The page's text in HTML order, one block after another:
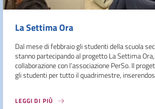
La Settima Ora
Dal mese di febbraio gli studenti della scuola
stanno partecipando al progetto La Settima
collaborazione con l’associazione PerSo. Il
gli studenti per tutto il quadrimestre,
LEGGI DI PIÙ